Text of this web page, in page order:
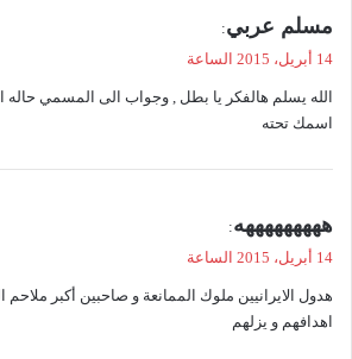
ل
مسلم عربي:
14 أبريل، 2015 الساعة
الله يسلم هالفكر يا بطل , وجواب الى المسمي
اسمك تحته
ل
هههههههههه:
14 أبريل، 2015 الساعة
هدول الايرانيين ملوك الممانعة و صاحبين أكبر ملاحم
اهدافهم و يزلهم